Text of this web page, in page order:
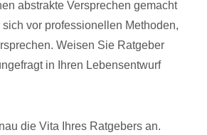
abstrakte Versprechen gemacht
vor professionellen Methoden,
Weisen Sie Ratgeber
in Ihren Lebensentwurf
die Vita Ihres Ratgebers an.